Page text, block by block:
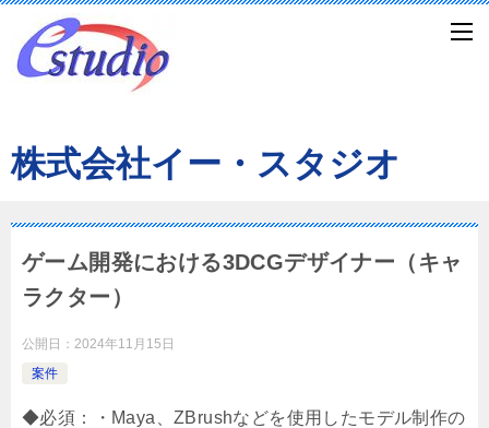
株式会社イー・スタジオ
ゲーム開発における3DCGデザイナー（キャ
ラクター）
公開日： 2024年11月15日
案件
◆必須：・Maya、ZBrushなどを使用したモデル制作の